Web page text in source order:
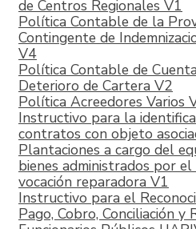
de Centros Regionales V1
Política Contable de la
Contingente de
V4
Política Contable de
Deterioro de Cartera V2
Política Acreedores Varios
Instructivo para la
contratos con objeto
Plantaciones a cargo del
bienes administrados por el
vocación reparadora V1
Instructivo para el
Pago, Cobro, Conciliación y